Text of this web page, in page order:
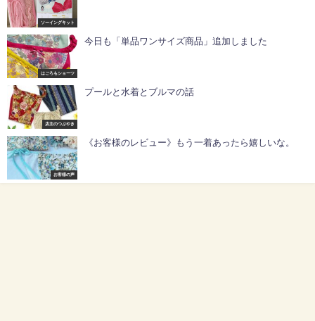
ソーイングキット
はごろもショーツ
今日も「単品ワンサイズ商品」追加しました
店主のつぶやき
プールと水着とブルマの話
お客様の声
《お客様のレビュー》もう一着あったら嬉しいな。